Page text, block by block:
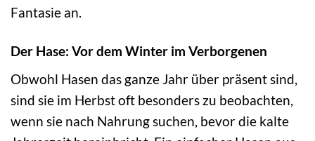
Fantasie an.
Der Hase: Vor dem Winter im Verborgenen
Obwohl Hasen das ganze Jahr über präsent sind,
sind sie im Herbst oft besonders zu beobachten,
wenn sie nach Nahrung suchen, bevor die kalte